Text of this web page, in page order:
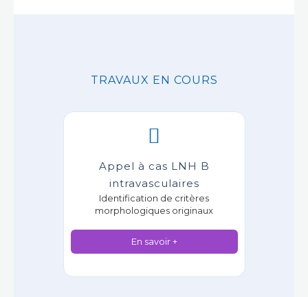
TRAVAUX EN COURS
Appel à cas LNH B
intravasculaires
Identification de critères
morphologiques originaux
En savoir +